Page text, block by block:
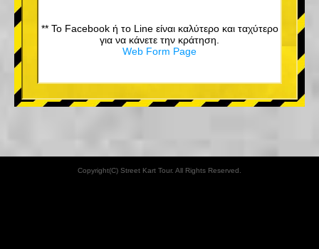
** Το Facebook ή το Line είναι καλύτερο και ταχύτερο
για να κάνετε την κράτηση.
Web Form Page
Copyright(C) Street Kart Tour. All Rights Reserved.